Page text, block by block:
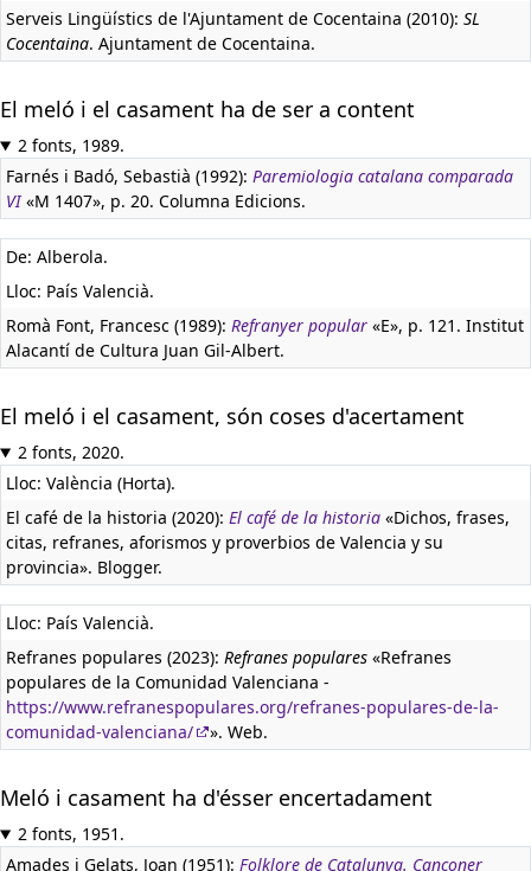
Serveis Lingüístics de l'Ajuntament de Cocentaina (2010): SL
Cocentaina. Ajuntament de Cocentaina.
El meló i el casament ha de ser a content
2 fonts, 1989.
Farnés i Badó, Sebastià (1992): Paremiologia catalana comparada
VI«M 1407», p. 20. Columna Edicions.
De: Alberola.
Lloc: País Valencià.
Romà Font, Francesc (1989): Refranyer popular «E», p. 121. Institut
Alacantí de Cultura Juan Gil-Albert.
El meló i el casament, són coses d'acertament
2 fonts, 2020.
Lloc: València (Horta).
El café de la historia (2020): El café de la historia «Dichos, frases,
citas, refranes, aforismos y proverbios de Valencia y su
provincia». Blogger.
Lloc: País Valencià.
Refranes populares (2023): Refranes populares «Refranes
populares de la Comunidad Valenciana -
https://www.refranespopulares.org/refranes-populares-de-la-
comunidad-valenciana/
». Web.
Meló i casament ha d'ésser encertadament
2 fonts, 1951.
Amades i Gelats, Joan (1951): Folklore de Catalunya. Cançoner